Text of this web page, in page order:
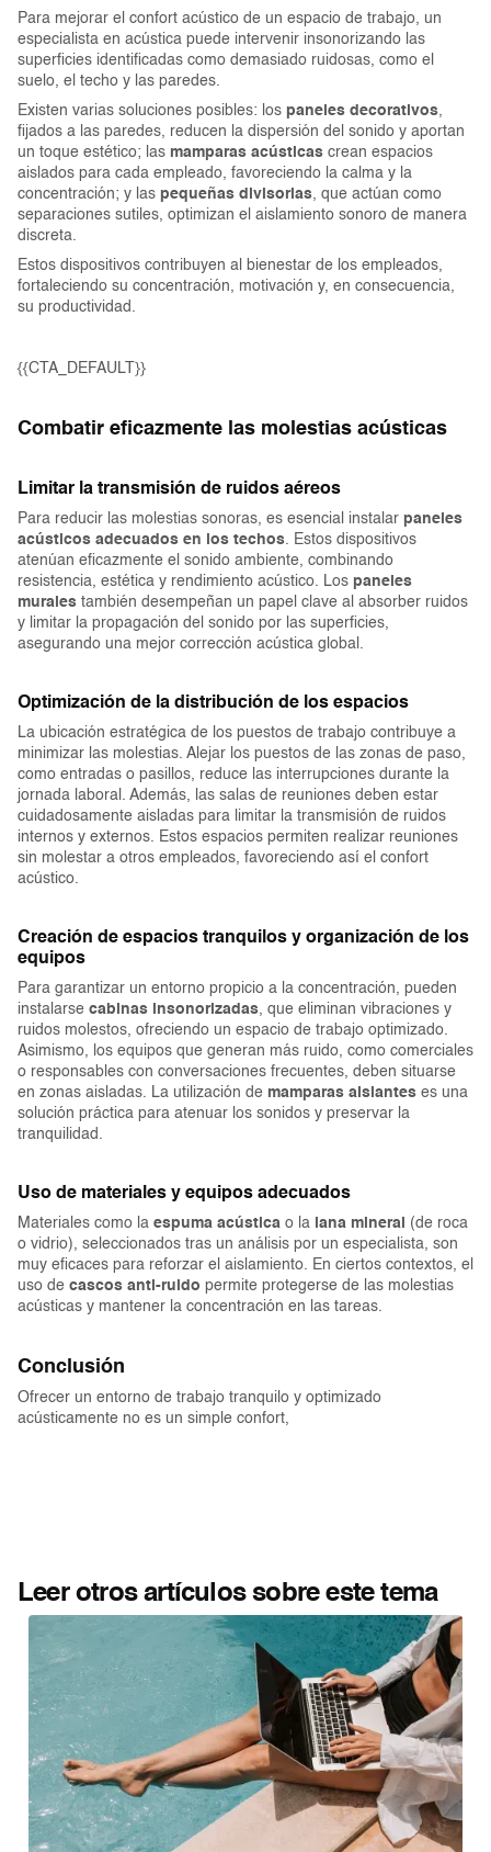
Para mejorar el confort acústico de un espacio de trabajo, un
especialista en acústica puede intervenir insonorizando las
superficies identificadas como demasiado ruidosas, como el
suelo, el techo y las paredes.
Existen varias soluciones posibles: los paneles decorativos,
fijados a las paredes, reducen la dispersión del sonido y aportan
un toque estético; las mamparas acústicas crean espacios
aislados para cada empleado, favoreciendo la calma y la
concentración; y las pequeñas divisorias, que actúan como
separaciones sutiles, optimizan el aislamiento sonoro de manera
discreta.
Estos dispositivos contribuyen al bienestar de los empleados,
fortaleciendo su concentración, motivación y, en consecuencia,
su productividad.
{{CTA_DEFAULT}}
Combatir eficazmente las molestias acústicas
Limitar la transmisión de ruidos aéreos
Para reducir las molestias sonoras, es esencial instalar paneles
acústicos adecuados en los techos. Estos dispositivos
atenúan eficazmente el sonido ambiente, combinando
resistencia, estética y rendimiento acústico. Los paneles
murales también desempeñan un papel clave al absorber ruidos
y limitar la propagación del sonido por las superficies,
asegurando una mejor corrección acústica global.
Optimización de la distribución de los espacios
La ubicación estratégica de los puestos de trabajo contribuye a
minimizar las molestias. Alejar los puestos de las zonas de paso,
como entradas o pasillos, reduce las interrupciones durante la
jornada laboral. Además, las salas de reuniones deben estar
cuidadosamente aisladas para limitar la transmisión de ruidos
internos y externos. Estos espacios permiten realizar reuniones
sin molestar a otros empleados, favoreciendo así el confort
acústico.
Creación de espacios tranquilos y organización de los
equipos
Para garantizar un entorno propicio a la concentración, pueden
instalarse cabinas insonorizadas, que eliminan vibraciones y
ruidos molestos, ofreciendo un espacio de trabajo optimizado.
Asimismo, los equipos que generan más ruido, como comerciales
o responsables con conversaciones frecuentes, deben situarse
en zonas aisladas. La utilización de mamparas aislantes es una
solución práctica para atenuar los sonidos y preservar la
tranquilidad.
Uso de materiales y equipos adecuados
Materiales como la espuma acústica o la lana mineral
(de roca
o vidrio), seleccionados tras un análisis por un especialista, son
muy eficaces para reforzar el aislamiento. En ciertos contextos, el
uso de cascos anti-ruido permite protegerse de las molestias
acústicas y mantener la concentración en las tareas.
Conclusión
Ofrecer un entorno de trabajo tranquilo y optimizado
acústicamente no es un simple confort,
Leer otros artículos sobre este tema